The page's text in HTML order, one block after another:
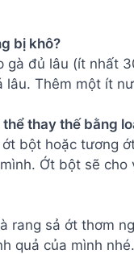
bị khô?
đủ lâu (ít nhất
lâu. Thêm một ít
thay thế bằng
bột hoặc tương
Ớt bột sẽ
rang sả ớt thơm
quả của mình